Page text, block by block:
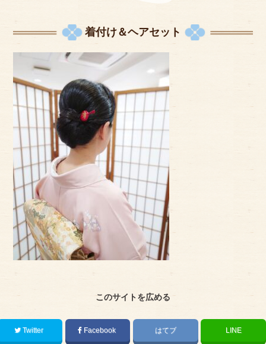
着付け/教室
その他サービス
アクセス
サイズのはかり方
よくある質問
ブログ
ご利用の流れ
今月のオススメ衣装
成人式特設ページ
プライバシーポリシー
着付け＆ヘアセット
このサイトを広める
Twitter Facebook はてブ LINE